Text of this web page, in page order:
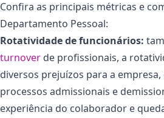
Confira as principais métricas e
Departamento Pessoal:
Rotatividade de funcionários:
turnover de profissionais, a
diversos prejuízos para a
processos admissionais e
experiência do colaborador e